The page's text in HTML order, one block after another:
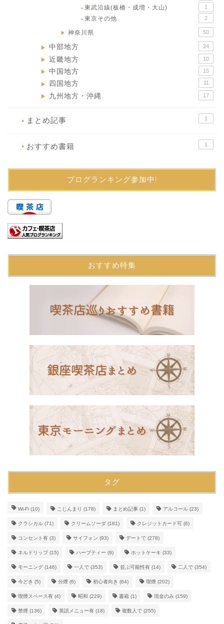
● 東武沿線(板橋・成増・大山) 1
● 東京その他 2
▶ 神奈川県 50
▶ 中部地方 24
▶ 近畿地方 10
▶ 中国地方 15
▶ 四国地方 11
▶ 九州地方・沖縄 17
● まとめ記事 1
● おすすめ書籍 1
ブログランキング参加中!
おすすめ特集
タグ
Wi-Fi (10) こじんまり (178) まとめ記事 (1) アルコール (23)
クラシカル (71) クリームソーダ (181) クレジットカード可 (6)
コンセント有 (3) サイフォン (93) デートで (278)
ネルドリップ (15) ハーブティー (9) ホットケーキ (33)
モーニング (146) 一人で (353) 並ぶ可能性有 (14) 二人で (354)
今どき (5) 分煙 (6) 初心者向き (64) 喫煙 (202)
喫煙スペース有 (4) 昭和 (229) 書籍 (1) 現金のみ (159)
禁煙 (136) 英語メニュー有 (18) 複数人で (255)